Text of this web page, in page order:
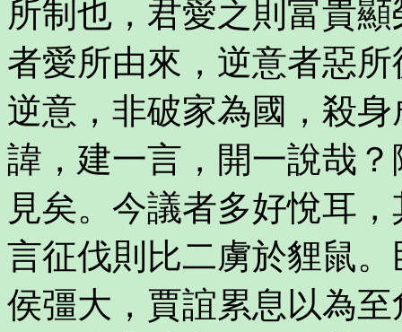
所制也，君愛之則富貴
者愛所由來，逆意者惡
逆意，非破家為國，殺
諱，建一言，開一說哉
見矣。今議者多好悅耳
言征伐則比二虜於貍鼠
侯彊大，賈誼累息以為